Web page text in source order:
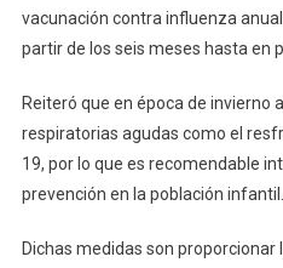
vacunación contra influenza
partir de los seis meses hasta en
Reiteró que en época de invierno
respiratorias agudas como el
19, por lo que es recomendable
prevención en la población infantil.
Dichas medidas son